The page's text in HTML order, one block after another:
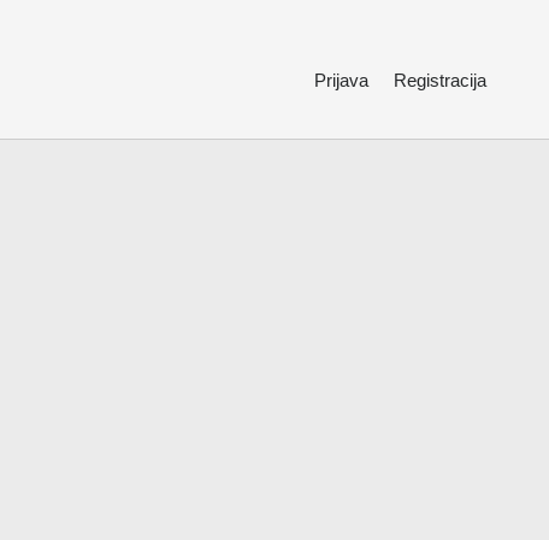
Prijava Registracija